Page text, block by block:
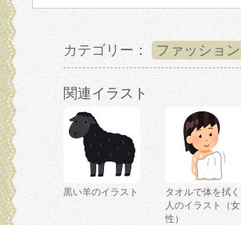
カテゴリー： ファッション
関連イラスト
黒い羊のイラスト
タオルで体を拭く
人のイラスト（女
性）